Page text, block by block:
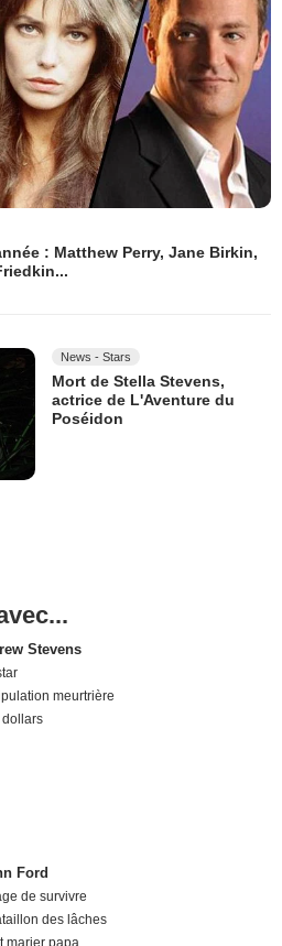
: Matthew Perry, Jane Birkin,
News - Stars
Mort de Stella Stevens,
actrice de L'Aventure du
Poséidon
Stevens
meurtrière
dollars
Ford
de survivre
des lâches